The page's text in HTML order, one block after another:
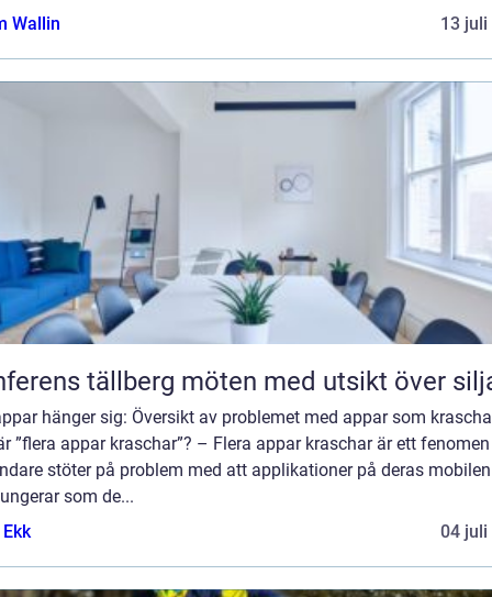
Wallin
13 juli
Konferens tällberg möten med utsikt över
hänger sig: Översikt av problemet med appar som
”flera appar kraschar”? – Flera appar kraschar är ett
stöter på problem med att applikationer på deras
som de...
04 juli